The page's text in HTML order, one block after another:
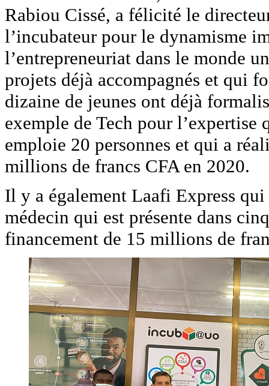
Rabiou Cissé, a félicité le
l’incubateur pour le dynamisme
l’entrepreneuriat dans le monde
projets déjà accompagnés et qui
dizaine de jeunes ont déjà
exemple de Tech pour
emploie 20 personnes et qui a
millions de francs CFA en 2020.
Il y a également Laafi Express
médecin qui est présente dans
financement de 15 millions de